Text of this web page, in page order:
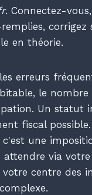
. Connectez-
corrigez
en théorie.
erreurs
le nombre
Un statut
fiscal
une
attendre via
centre des